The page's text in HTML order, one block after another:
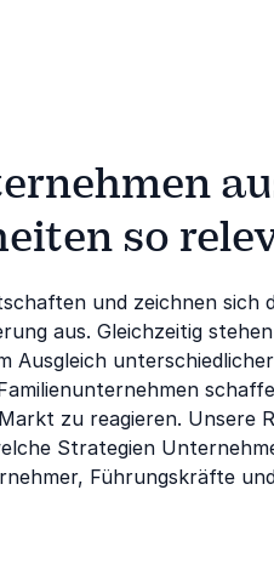
so
und zeichnen sich
aus. Gleichzeitig
Ausgleich
zu reagieren. Unsere
Strategien
Führungskräfte